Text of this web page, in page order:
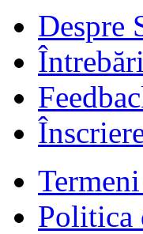
Despre
Politica